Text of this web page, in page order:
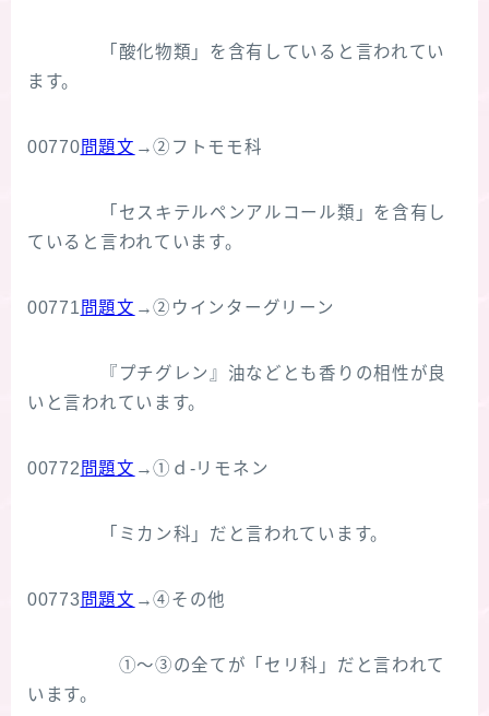
「酸化物類」を含有していると言われてい
ます。
00770問題文 →②フトモモ科
「セスキテルペンアルコール類」を含有し
ていると言われています。
00771 問題文 →②ウインターグリーン
『プチグレン』油などとも香りの相性が良
いと言われています。
00772 問題文 →①ｄ‐リモネン
「ミカン科」だと言われています。
00773問題文 →④その他
①～③の全てが「セリ科」だと言われて
います。